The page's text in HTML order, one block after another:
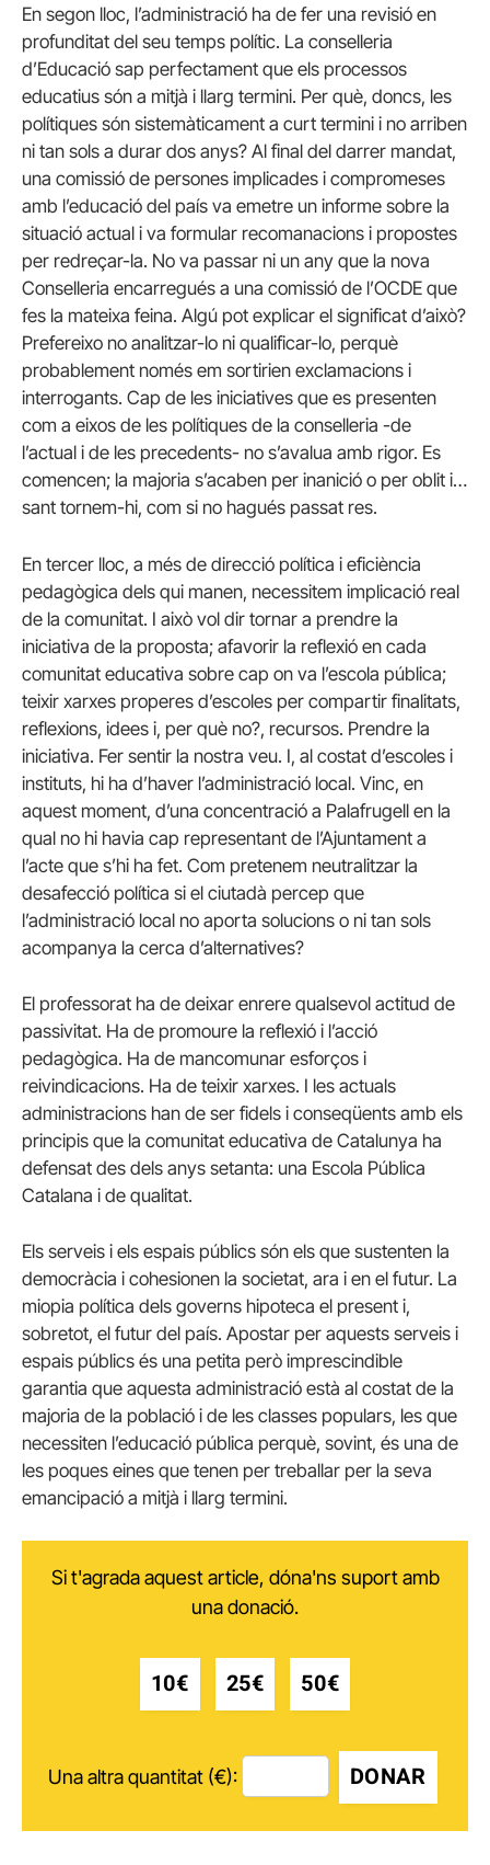
En segon lloc, l’administració ha de fer una revisió en
profunditat del seu temps polític. La conselleria
d’Educació sap perfectament que els processos
educatius són a mitjà i llarg termini. Per què, doncs, les
polítiques són sistemàticament a curt termini i no arriben
ni tan sols a durar dos anys? Al final del darrer mandat,
una comissió de persones implicades i compromeses
amb l’educació del país va emetre un informe sobre la
situació actual i va formular recomanacions i propostes
per redreçar-la. No va passar ni un any que la nova
Conselleria encarregués a una comissió de l’OCDE que
fes la mateixa feina. Algú pot explicar el significat d’això?
Prefereixo no analitzar-lo ni qualificar-lo, perquè
probablement només em sortirien exclamacions i
interrogants. Cap de les iniciatives que es presenten
com a eixos de les polítiques de la conselleria -de
l’actual i de les precedents- no s’avalua amb rigor. Es
comencen; la majoria s’acaben per inanició o per oblit i…
sant tornem-hi, com si no hagués passat res.
En tercer lloc, a més de direcció política i eficiència
pedagògica dels qui manen, necessitem implicació real
de la comunitat. I això vol dir tornar a prendre la
iniciativa de la proposta; afavorir la reflexió en cada
comunitat educativa sobre cap on va l’escola pública;
teixir xarxes properes d’escoles per compartir finalitats,
reflexions, idees i, per què no?, recursos. Prendre la
iniciativa. Fer sentir la nostra veu. I, al costat d’escoles i
instituts, hi ha d’haver l’administració local. Vinc, en
aquest moment, d’una concentració a Palafrugell en la
qual no hi havia cap representant de l’Ajuntament a
l’acte que s’hi ha fet. Com pretenem neutralitzar la
desafecció política si el ciutadà percep que
l’administració local no aporta solucions o ni tan sols
acompanya la cerca d’alternatives?
El professorat ha de deixar enrere qualsevol actitud de
passivitat. Ha de promoure la reflexió i l’acció
pedagògica. Ha de mancomunar esforços i
reivindicacions. Ha de teixir xarxes. I les actuals
administracions han de ser fidels i conseqüents amb els
principis que la comunitat educativa de Catalunya ha
defensat des dels anys setanta: una Escola Pública
Catalana i de qualitat.
Els serveis i els espais públics són els que sustenten la
democràcia i cohesionen la societat, ara i en el futur. La
miopia política dels governs hipoteca el present i,
sobretot, el futur del país. Apostar per aquests serveis i
espais públics és una petita però imprescindible
garantia que aquesta administració està al costat de la
majoria de la població i de les classes populars, les que
necessiten l’educació pública perquè, sovint, és una de
les poques eines que tenen per treballar per la seva
emancipació a mitjà i llarg termini.
Si t'agrada aquest article, dóna'ns suport amb
una donació.
10€ 25€ 50€
Una altra quantitat (€): DONAR